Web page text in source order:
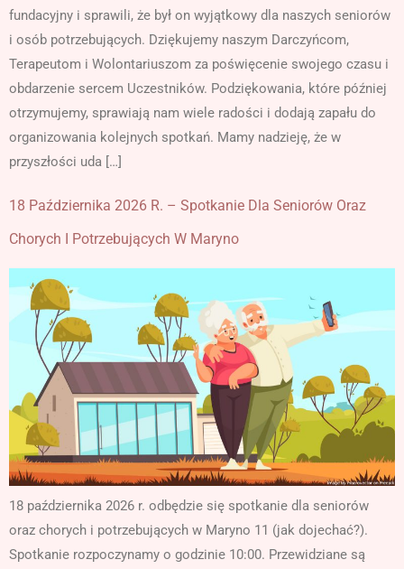
fundacyjny i sprawili, że był on wyjątkowy dla naszych seniorów
i osób potrzebujących. Dziękujemy naszym Darczyńcom,
Terapeutom i Wolontariuszom za poświęcenie swojego czasu i
obdarzenie sercem Uczestników. Podziękowania, które później
otrzymujemy, sprawiają nam wiele radości i dodają zapału do
organizowania kolejnych spotkań. Mamy nadzieję, że w
przyszłości uda […]
18 Października 2026 R. – Spotkanie Dla Seniorów Oraz
Chorych I Potrzebujących W Maryno
18 października 2026 r. odbędzie się spotkanie dla seniorów
oraz chorych i potrzebujących w Maryno 11 (jak dojechać?).
Spotkanie rozpoczynamy o godzinie 10:00. Przewidziane są